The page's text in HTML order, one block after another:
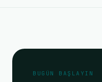
BUGÜN BAŞLAYIN